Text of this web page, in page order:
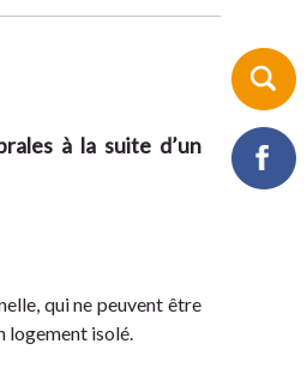
à la suite d’un
qui ne peuvent être
logement isolé.